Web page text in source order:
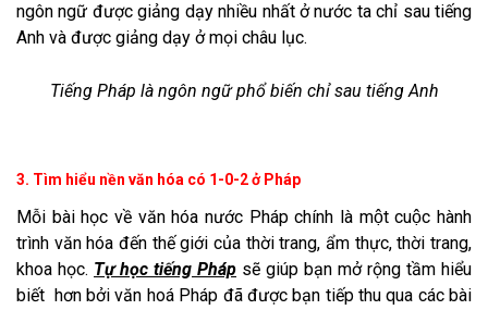
ngôn ngữ được giảng dạy nhiều nhất ở nước ta chỉ sau tiếng
Anh và được giảng dạy ở mọi châu lục.
Tiếng Pháp là ngôn ngữ phổ biến chỉ sau tiếng Anh
3. Tìm hiểu nền văn hóa có 1-0-2 ở Pháp
Mỗi bài học về văn hóa nước Pháp chính là một cuộc hành
trình văn hóa đến thế giới của thời trang, ẩm thực, thời trang,
khoa học. Tự học tiếng Pháp sẽ giúp bạn mở rộng tầm hiểu
biết hơn bởi văn hoá Pháp đã được bạn tiếp thu qua các bài